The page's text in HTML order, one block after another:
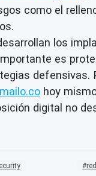
como el
los
es
defensivas.
hoy
digital no